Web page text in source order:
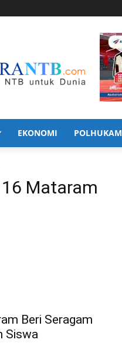
EKONOMI POLHUKAM
Mataram
Beri Seragam
Siswa